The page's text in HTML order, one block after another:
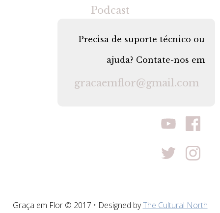
Podcast
Precisa de suporte técnico ou
ajuda? Contate-nos em
gracaemflor@gmail.com
Graça em Flor © 2017 • Designed byThe Cultural North